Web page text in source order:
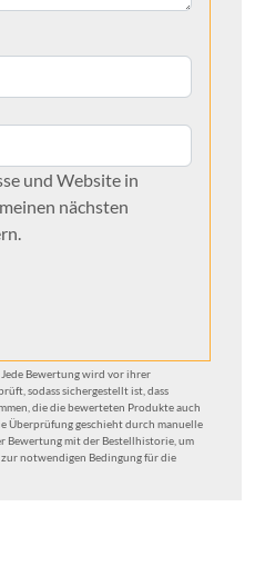
und Website in
nächsten
Bewertung wird vor ihrer
sodass sichergestellt ist, dass
die die bewerteten Produkte auch
Überprüfung geschieht durch manuelle
Bewertung mit der Bestellhistorie, um
notwendigen Bedingung für die